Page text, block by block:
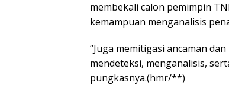
membekali calon pemimpin
kemampuan menganalisis
“Juga memitigasi ancaman
mendeteksi, menganalisis,
pungkasnya.(hmr/**)